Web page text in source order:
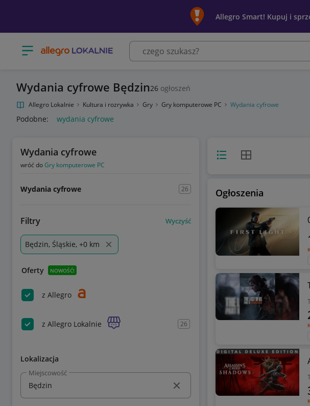
Allegro Smart! Kupuj i
Otwórz menu z kategoriami
Wydania cyfrowe Będzin26 ogłoszeń
Allegro Lokalnie Kultura i rozrywka Gry Gry komputerowe PC Wydania cyfrowe
Podobne: wydania cyfrowe
Wydania cyfrowe
wróć doGry komputerowe PC
Wydania cyfrowe 26
Filtry Wyczyść
Będzin, Śląskie, +0 km
Oferty NOWOŚĆ!
z Allegro
z Allegro Lokalnie 26
Lokalizacja
Miejscowość
Widok listyWidok siatki
Ogłoszenia